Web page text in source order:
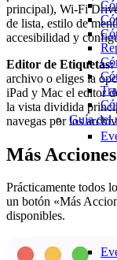
Guía del
principal), Wi-Fi
de lista, estilo de
accesibilidad y
Editor de Etiquetas:
archivo o eliges la
iPad y Mac el editor
la vista dividida
navegas por los
Más Acciones
Prácticamente todos
un botón «Más
disponibles.